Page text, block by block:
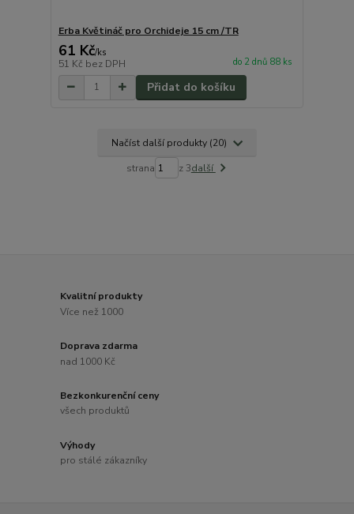
Erba Květináč pro Orchideje 15 cm /TR
61 Kč/ks
51 Kč bez DPH do 2 dnů 88 ks
Přidat do košíku
Načíst další produkty (20)
strana z 3další
Kvalitní produkty
Více než 1000
Doprava zdarma
nad 1000 Kč
Bezkonkurenční ceny
všech produktů
Výhody
pro stálé zákazníky